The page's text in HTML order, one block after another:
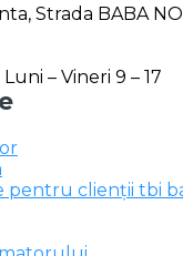
Strada BABA
– Vineri 9 – 17
pentru clienții tbi